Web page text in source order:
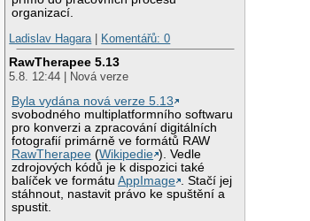
organizací.
Ladislav Hagara| Komentářů: 0
RawTherapee 5.13
5.8. 12:44 | Nová verze
Byla vydána nová verze 5.13
svobodného multiplatformního softwaru
pro konverzi a zpracování digitálních
fotografií primárně ve formátů RAW
RawTherapee (Wikipedie ). Vedle
zdrojových kódů je k dispozici také
balíček ve formátuAppImage . Stačí jej
stáhnout, nastavit právo ke spuštění a
spustit.